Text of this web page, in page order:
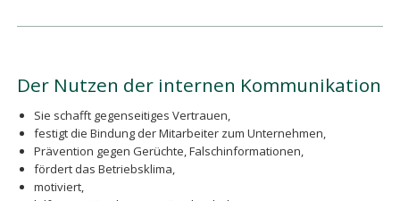
Der Nutzen der internen Kommunikation
Sie schafft gegenseitiges Vertrauen,
festigt die Bindung der Mitarbeiter zum Unternehmen,
Prävention gegen Gerüchte, Falschinformationen,
fördert das Betriebsklima,
motiviert,